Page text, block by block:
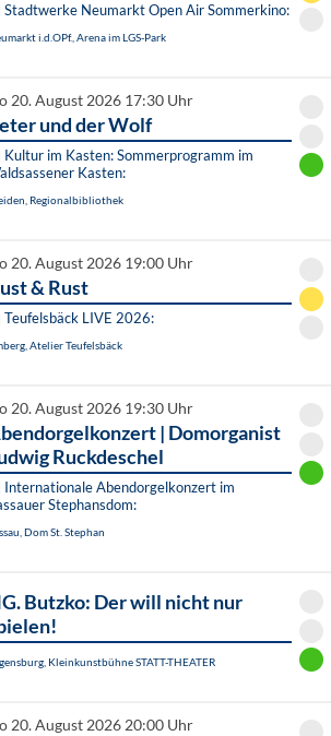
Stadtwerke Neumarkt Open Air Sommerkino:
i.d.OPf., Arena im LGS-Park
20. August 2026 17:30 Uhr
und der Wolf
Kultur im Kasten: Sommerprogramm im
Kasten:
Regionalbibliothek
20. August 2026 19:00 Uhr
& Rust
Teufelsbäck LIVE 2026:
Atelier Teufelsbäck
20. August 2026 19:30 Uhr
| Domorganist
Ruckdeschel
Internationale Abendorgelkonzert im
Stephansdom:
Dom St. Stephan
Butzko: Der will nicht nur
Kleinkunstbühne STATT-THEATER
20. August 2026 20:00 Uhr